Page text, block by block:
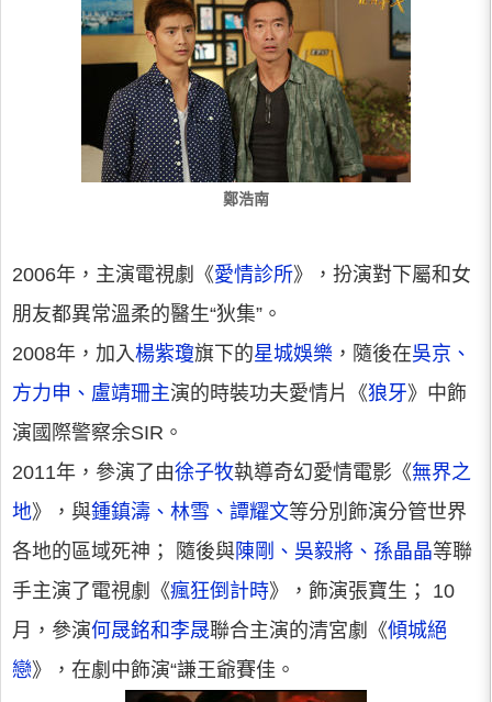
鄭浩南
2006年，主演電視劇《愛情診所》，扮演對下屬和女
朋友都異常溫柔的醫生“狄集”。
2008年，加入楊紫瓊旗下的星城娛樂 ，隨後在吳京、
方力申、盧靖珊主演的時裝功夫愛情片《狼牙》中飾
演國際警察余SIR。
2011年，參演了由徐子牧執導奇幻愛情電影《無界之
地》，與鍾鎮濤、林雪、譚耀文等分別飾演分管世界
各地的區域死神； 隨後與陳剛、吳毅將、孫晶晶等聯
手主演了電視劇《瘋狂倒計時》，飾演張寶生； 10
月，參演何晟銘和李晟聯合主演的清宮劇《傾城絕
戀》，在劇中飾演“謙王爺賽佳。